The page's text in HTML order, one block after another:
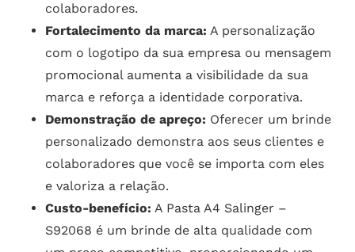
colaboradores.
Fortalecimento da marca: A personalização
com o logotipo da sua empresa ou mensagem
promocional aumenta a visibilidade da sua
marca e reforça a identidade corporativa.
Demonstração de apreço: Oferecer um brinde
personalizado demonstra aos seus clientes e
colaboradores que você se importa com eles
e valoriza a relação.
Custo-benefício: A Pasta A4 Salinger –
S92068 é um brinde de alta qualidade com